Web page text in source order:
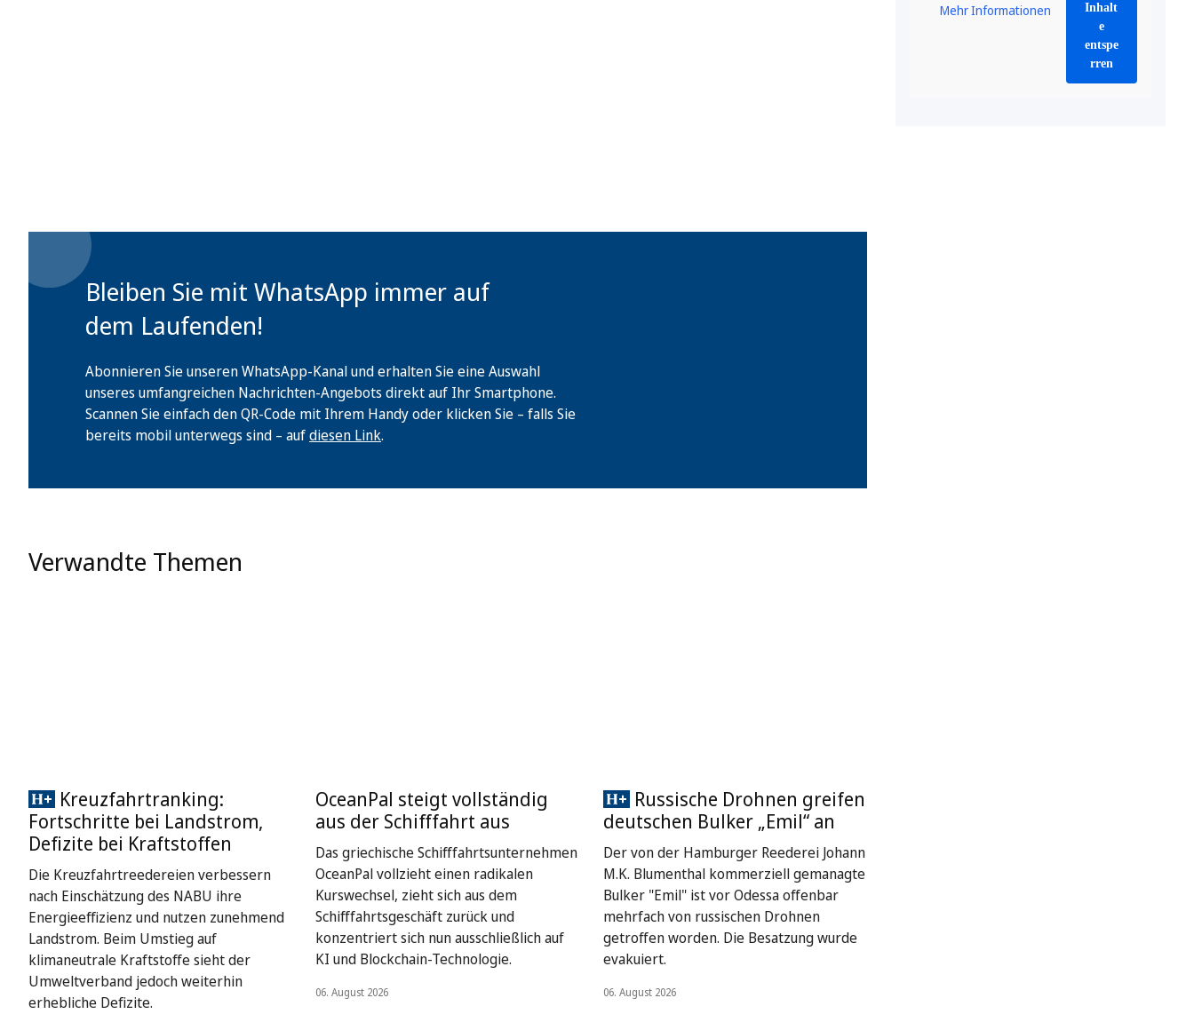
Bleiben Sie mit WhatsApp immer auf
dem Laufenden!
Abonnieren Sie unseren WhatsApp-Kanal und erhalten Sie eine Auswahl
unseres umfangreichen Nachrichten-Angebots direkt auf Ihr Smartphone.
Scannen Sie einfach den QR-Code mit Ihrem Handy oder klicken Sie – falls Sie
bereits mobil unterwegs sind – aufdiesen Link.
Verwandte Themen
Kreuzfahrtranking:
Fortschritte bei Landstrom,
Defizite bei Kraftstoffen
Die Kreuzfahrtreedereien verbessern
nach Einschätzung des NABU ihre
Energieeffizienz und nutzen zunehmend
Landstrom. Beim Umstieg auf
klimaneutrale Kraftstoffe sieht der
Umweltverband jedoch weiterhin
erhebliche Defizite.
OceanPal steigt vollständig
aus der Schifffahrt aus
Das griechische Schifffahrtsunternehmen
OceanPal vollzieht einen radikalen
Kurswechsel, zieht sich aus dem
Schifffahrtsgeschäft zurück und
konzentriert sich nun ausschließlich auf
KI und Blockchain-Technologie.
06. August 2026
Russische Drohnen greifen
deutschen Bulker „Emil“ an
Der von der Hamburger Reederei Johann
M.K. Blumenthal kommerziell gemanagte
Bulker "Emil" ist vor Odessa offenbar
mehrfach von russischen Drohnen
getroffen worden. Die Besatzung wurde
evakuiert.
06. August 2026
Mehr Informationen
Inhalt
e
entspe
rren